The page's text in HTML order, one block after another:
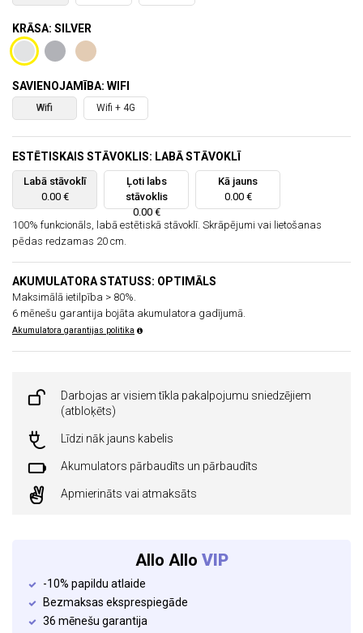
KRĀSA: SILVER
SAVIENOJAMĪBA: WIFI
Wifi Wifi + 4G
ESTĒTISKAIS STĀVOKLIS: LABĀ STĀVOKLĪ
Labā stāvoklī
0.00 €
Ļoti labs
stāvoklis
0.00 €
Kā jauns
0.00 €
100% funkcionāls, labā estētiskā stāvoklī. Skrāpējumi vai lietošanas
pēdas redzamas 20 cm.
AKUMULATORA STATUSS: OPTIMĀLS
Maksimālā ietilpība > 80%.
6 mēnešu garantija bojāta akumulatora gadījumā.
Akumulatora garantijas politika
Darbojas ar visiem tīkla pakalpojumu sniedzējiem
(atbloķēts)
Līdzi nāk jauns kabelis
Akumulators pārbaudīts un pārbaudīts
Apmierināts vai atmaksāts
Allo Allo VIP
-10% papildu atlaide
Bezmaksas eksprespiegāde
36 mēnešu garantija